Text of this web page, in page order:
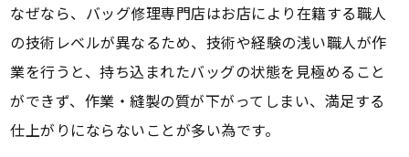
なぜなら、バッグ修理専門店はお店により在籍する職人
の技術レベルが異なるため、技術や経験の浅い職人が作
業を行うと、持ち込まれたバッグの状態を見極めること
ができず、作業・縫製の質が下がってしまい、満足する
仕上がりにならないことが多い為です。